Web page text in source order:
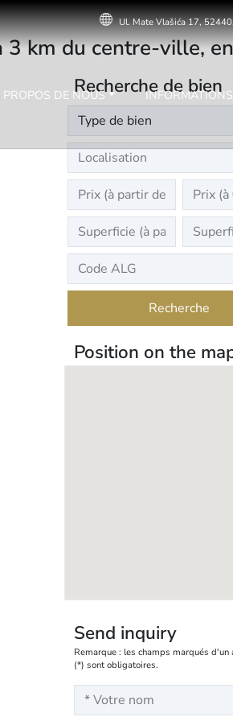
Ul. Mate Vlašića 17,
PROPOS DE NOUS INFORMATIONS
km du centre-ville,
Recherche de bien
Recherche
Position on the
Send inquiry
Remarque : les champs marqués d'un
(*) sont obligatoires.